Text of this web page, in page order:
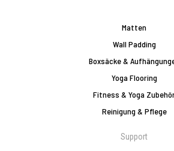
Matten
Wall Padding
Boxsäcke &
Yoga Flooring
Fitness & Yoga
Reinigung & Pflege
Support